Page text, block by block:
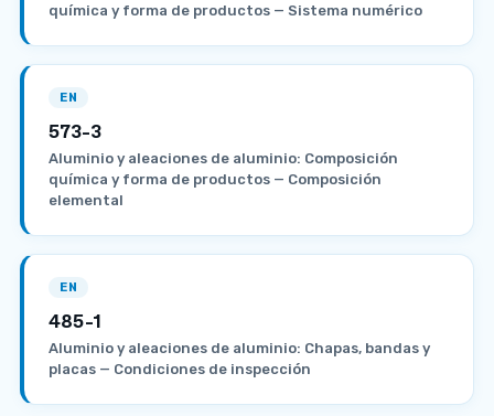
química y forma de productos — Sistema numérico
EN
573-3
Aluminio y aleaciones de aluminio: Composición
química y forma de productos — Composición
elemental
EN
485-1
Aluminio y aleaciones de aluminio: Chapas, bandas y
placas — Condiciones de inspección